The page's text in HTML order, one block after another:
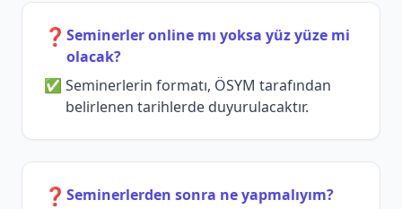
❓ Seminerler online mı yoksa yüz yüze mi
olacak?
Seminerlerin formatı, ÖSYM tarafından
belirlenen tarihlerde duyurulacaktır.
❓ Seminerlerden sonra ne yapmalıyım?